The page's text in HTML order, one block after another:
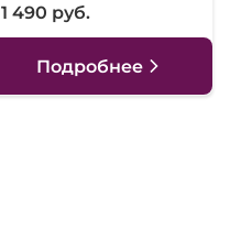
1 490 руб.
Подробнее